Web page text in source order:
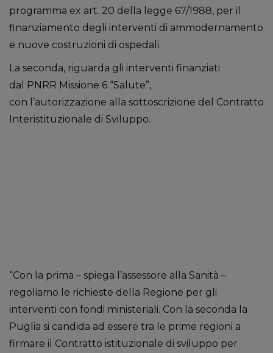
programma ex art. 20 della legge 67/1988, per il
finanziamento degli interventi di ammodernamento
e nuove costruzioni di ospedali.
La seconda, riguarda gli interventi finanziati
dal PNRR Missione 6 “Salute”,
con l’autorizzazione alla sottoscrizione del Contratto
Interistituzionale di Sviluppo.
“Con la prima – spiega l’assessore alla Sanità –
regoliamo le richieste della Regione per gli
interventi con fondi ministeriali. Con la seconda la
Puglia si candida ad essere tra le prime regioni a
firmare il Contratto istituzionale di sviluppo per